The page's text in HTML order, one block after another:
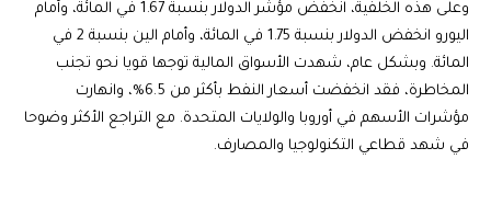
وعلى هذه الخلفية، انخفض مؤشر الدولار بنسبة 1.67 في المائة، وأمام
اليورو انخفض الدولار بنسبة 1.75 في المائة، وأمام الين بنسبة 2 في
المائة. وبشكل عام، شهدت الأسواق المالية توجها قويا نحو تجنب
المخاطرة، فقد انخفضت أسعار النفط بأكثر من 6.5%، وانهارت
مؤشرات الأسهم في أوروبا والولايات المتحدة. مع التراجع الأكثر وضوحا
في شهد قطاعي التكنولوجيا والمصارف.